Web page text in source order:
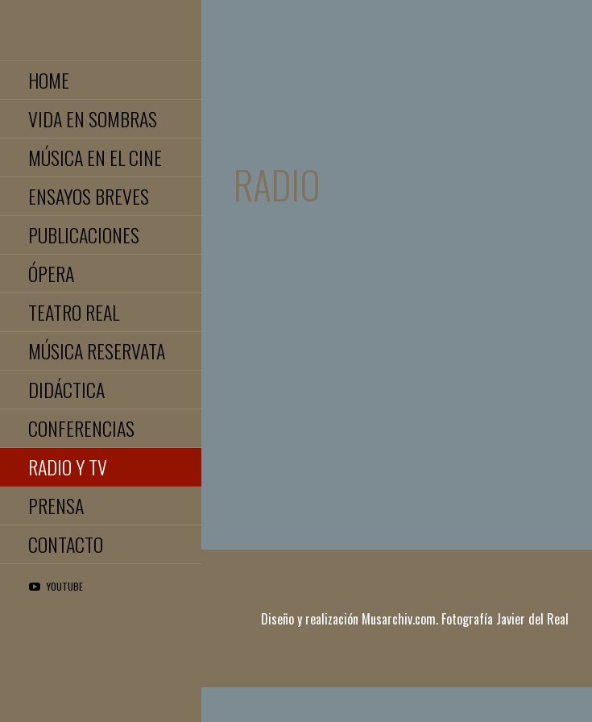
HOME
VIDA EN SOMBRAS
MÚSICA EN EL CINE
ENSAYOS BREVES
PUBLICACIONES
ÓPERA
TEATRO REAL
MÚSICA RESERVATA
DIDÁCTICA
CONFERENCIAS
RADIO Y TV
PRENSA
CONTACTO
YOUTUBE
RADIO
Diseño y realización Musarchiv.com. Fotografía Javier del Real